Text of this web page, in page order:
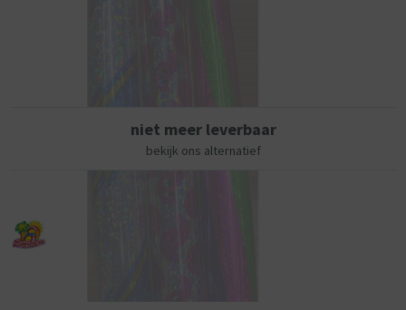
niet meer leverbaar
bekijk ons alternatief